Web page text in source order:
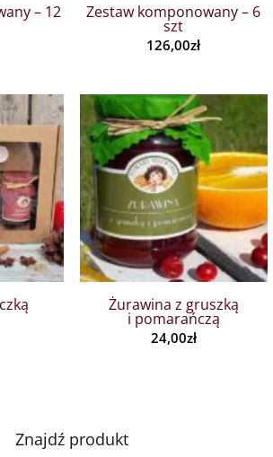
– 12 Zestaw komponowany – 6
szt
126,00zł
Żurawina z gruszką
i pomarańczą
24,00zł
Znajdź produkt